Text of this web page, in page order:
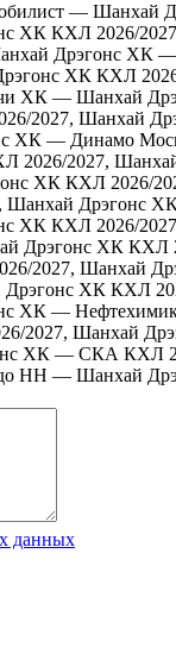
— Шанхай
ХК КХЛ 2026/
Дрэгонс ХК
ХК КХЛ
ХК — Шанхай
2027, Шанхай
ХК — Динамо
2026/2027,
ХК КХЛ 2026/
Шанхай Дрэгонс
ХК КХЛ 2026/
Дрэгонс ХК КХЛ
2027, Шанхай
ХК КХЛ
ХК —
2027, Шанхай
ХК — СКА КХЛ
НН — Шанхай
данных